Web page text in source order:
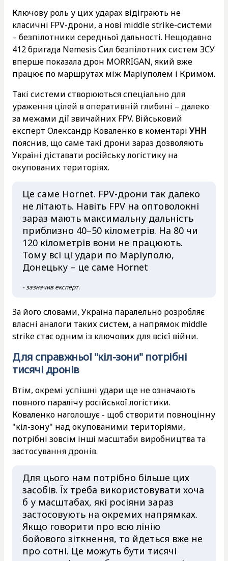
Ключову роль у цих ударах відіграють не
класичні FPV-дрони, а нові middle strike-системи
– безпілотники середньої дальності. Нещодавно
412 бригада Nemesis Сил безпілотних систем ЗСУ
вперше показала дрон MORRIGAN, який вже
працює по маршрутах між Маріуполем і Кримом.
Такі системи створюються спеціально для
ураження цілей в оперативній глибині – далеко
за межами дії звичайних FPV. Військовий
експерт Олександр Коваленко в коментаріУНН
пояснив, що саме такі дрони зараз дозволяють
Україні діставати російську логістику на
окупованих територіях.
Це саме Hornet. FPV-дрони так далеко
не літають. Навіть FPV на оптоволокні
зараз мають максимальну дальність
приблизно 40–50 кілометрів. На 80 чи
120 кілометрів вони не працюють.
Тому всі ці удари по Маріуполю,
Донецьку – це саме Hornet
- зазначив експерт.
За його словами, Україна паралельно розробляє
власні аналоги таких систем, а напрямок middle
strike стає одним із ключових для всієї війни.
Для справжньої "кіл-зони" потрібні
тисячі дронів
Втім, окремі успішні удари ще не означають
повного паралічу російської логістики.
Коваленко наголошує - щоб створити повноцінну
"кіл-зону" над окупованими територіями,
потрібні зовсім інші масштаби виробництва та
застосування дронів.
Для цього нам потрібно більше цих
засобів. Їх треба використовувати хоча
б у масштабах, які росіяни зараз
застосовують на окремих напрямках.
Якщо говорити про всю лінію
бойового зіткнення, то йдеться вже не
про сотні. Це можуть бути тисячі